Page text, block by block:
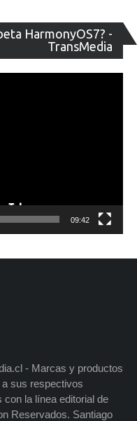
HarmonyOS7? -
TransMedia
de
09:42
- Marcas y productos
sus respectivos
con la línea editorial de
Reservados. Santiago